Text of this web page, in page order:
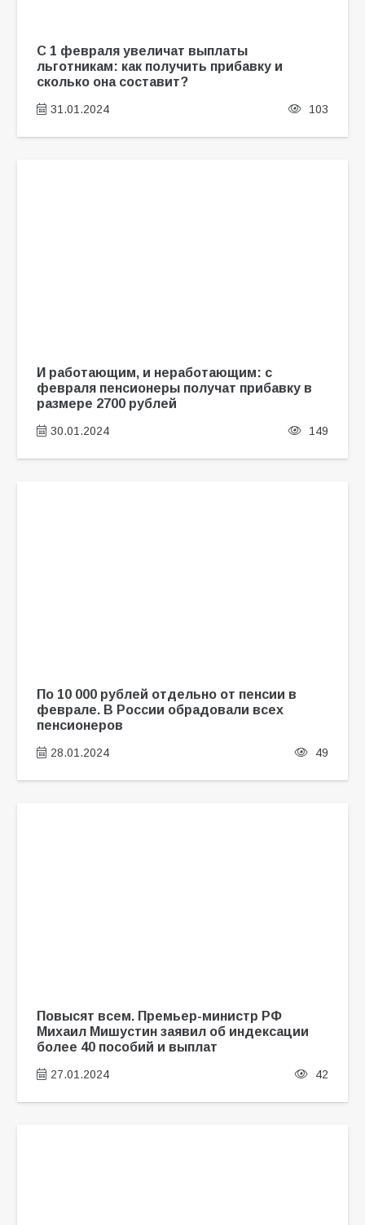
С 1 февраля увеличат выплаты
льготникам: как получить прибавку и
сколько она составит?
31.01.2024 103
И работающим, и неработающим: с
февраля пенсионеры получат прибавку в
размере 2700 рублей
30.01.2024 149
По 10 000 рублей отдельно от пенсии в
феврале. В России обрадовали всех
пенсионеров
28.01.2024 49
Повысят всем. Премьер-министр РФ
Михаил Мишустин заявил об индексации
более 40 пособий и выплат
27.01.2024 42